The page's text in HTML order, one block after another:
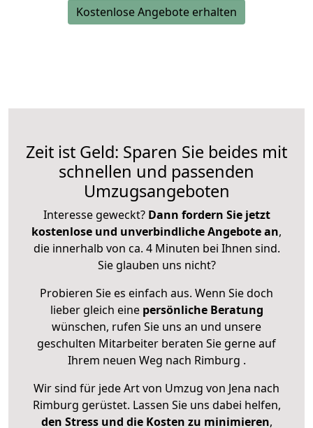
Kostenlose Angebote erhalten
Zeit ist Geld: Sparen Sie beides mit
schnellen und passenden
Umzugsangeboten
Interesse geweckt? Dann fordern Sie jetzt
kostenlose und unverbindliche Angebote an,
die innerhalb von ca. 4 Minuten bei Ihnen sind.
Sie glauben uns nicht?
Probieren Sie es einfach aus. Wenn Sie doch
lieber gleich eine persönliche Beratung
wünschen, rufen Sie uns an und unsere
geschulten Mitarbeiter beraten Sie gerne auf
Ihrem neuen Weg nach Rimburg .
Wir sind für jede Art von Umzug von Jena nach
Rimburg gerüstet. Lassen Sie uns dabei helfen,
den Stress und die Kosten zu minimieren,